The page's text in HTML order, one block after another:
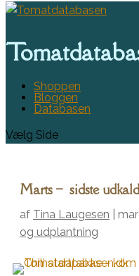
Shoppen
Bloggen
Databasen
Vælg Side
Marts – sidste
af Tina Laugesen
og udplantning